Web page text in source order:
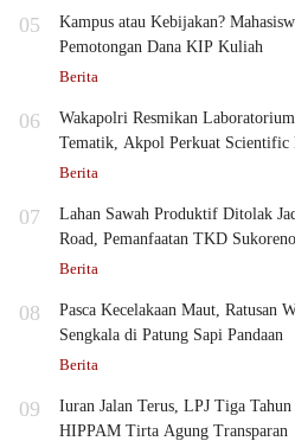
05
Kampus atau Kebijakan?
Pemotongan Dana KIP Kuliah
Berita
06
Wakapolri Resmikan
Tematik, Akpol Perkuat Scientific
Berita
07
Lahan Sawah Produktif Ditolak
Road, Pemanfaatan TKD
Berita
08
Pasca Kecelakaan Maut, Ratusan
Sengkala di Patung Sapi Pandaan
Berita
09
Iuran Jalan Terus, LPJ Tiga
HIPPAM Tirta Agung Transparan